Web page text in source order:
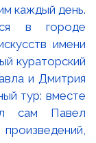
в городе
имени
кураторский
и Дмитрия
тур: вместе
сам Павел